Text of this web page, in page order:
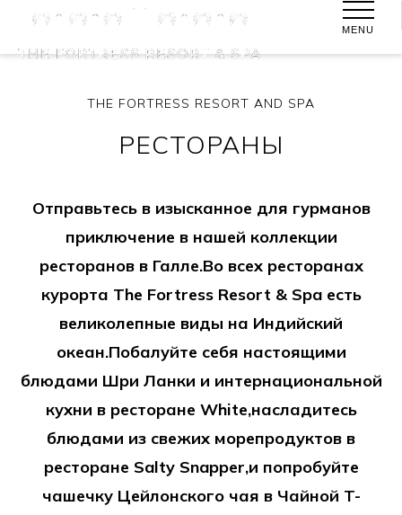
MENU
THE FORTRESS RESORT AND SPA
РЕСТОРАНЫ
Отправьтесь в изысканное для гурманов
приключение в нашей коллекции
ресторанов в Галле.Во всех ресторанах
курорта The Fortress Resort & Spa есть
великолепные виды на Индийский
океан.Побалуйте себя настоящими
блюдами Шри Ланки и интернациональной
кухни в ресторане White,насладитесь
блюдами из свежих морепродуктов в
ресторане Salty Snapper,и попробуйте
чашечку Цейлонского чая в Чайной T-